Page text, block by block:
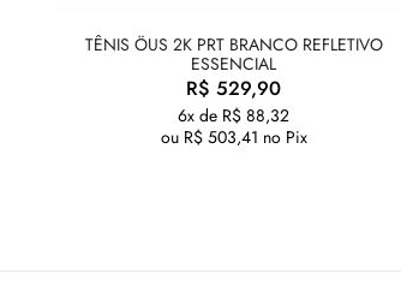
TÊNIS ÖUS 2K PRT BRANCO REFLETIVO
ESSENCIAL
R$ 529,90
6x de R$ 88,32
ou R$503,41 no Pix